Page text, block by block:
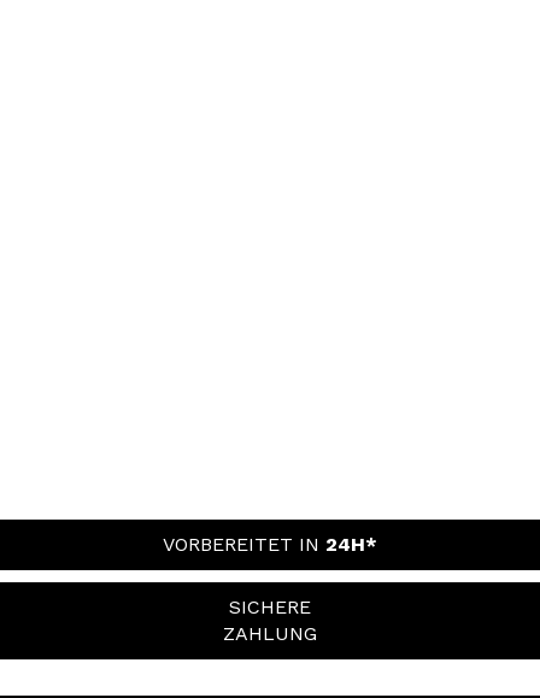
VORBEREITET IN 24H*
SICHERE
ZAHLUNG